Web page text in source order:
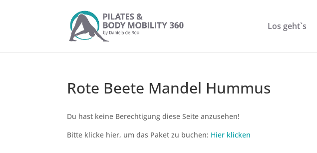
Los geht`s
Rote Beete Mandel Hummus
Du hast keine Berechtigung diese Seite anzusehen!
Bitte klicke hier, um das Paket zu buchen: Hier klicken